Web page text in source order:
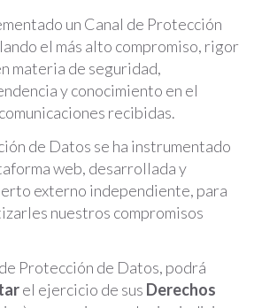
un Canal de Protección
el más alto compromiso, rigor
materia de seguridad,
y conocimiento en el
recibidas.
de Datos se ha instrumentado
web, desarrollada y
externo independiente, para
nuestros compromisos
Protección de Datos, podrá
el ejercicio de sus Derechos